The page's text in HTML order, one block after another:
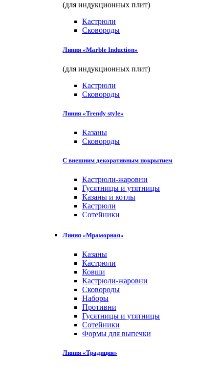
(для индукционных плит)
Кастрюли
Сковороды
Линия «Marble Induction»
(для индукционных плит)
Кастрюли
Сковороды
Линия «Trendy style»
Казаны
Сковороды
С внешним декоративным покрытием
Кастрюли-жаровни
Гусятницы и утятницы
Казаны и котлы
Кастрюли
Сотейники
Линия «Мраморная»
Казаны
Кастрюли
Ковши
Кастрюли-жаровни
Сковороды
Наборы
Противни
Гусятницы и утятницы
Сотейники
Формы для выпечки
Линия «Традиция»